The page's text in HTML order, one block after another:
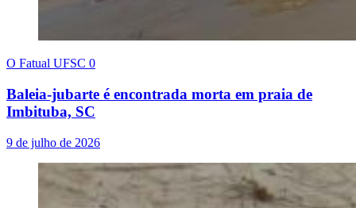
O Fatual UFSC 0
Baleia-jubarte é encontrada morta em praia de
Imbituba, SC
9 de julho de 2026